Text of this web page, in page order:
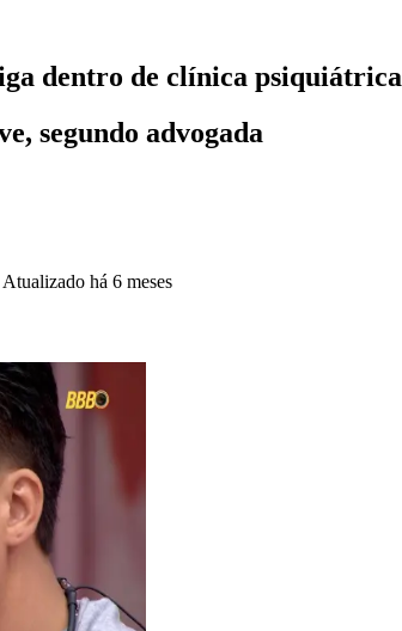
dentro de clínica psiquiátrica
segundo advogada
Atualizado há 6 meses